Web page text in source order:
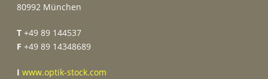
80992 München
T +49 89 144537
F +49 89 14348689
I www.optik-stock.com